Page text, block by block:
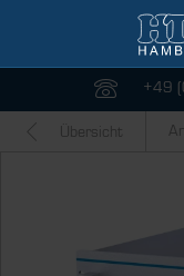
+49
Übersicht